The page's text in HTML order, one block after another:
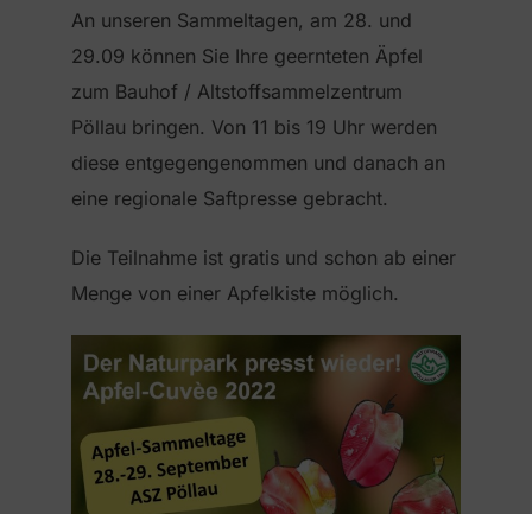
An unseren Sammeltagen, am 28. und
29.09 können Sie Ihre geernteten Äpfel
zum Bauhof / Altstoffsammelzentrum
Pöllau bringen. Von 11 bis 19 Uhr werden
diese entgegengenommen und danach an
eine regionale Saftpresse gebracht.
Die Teilnahme ist gratis und schon ab einer
Menge von einer Apfelkiste möglich.